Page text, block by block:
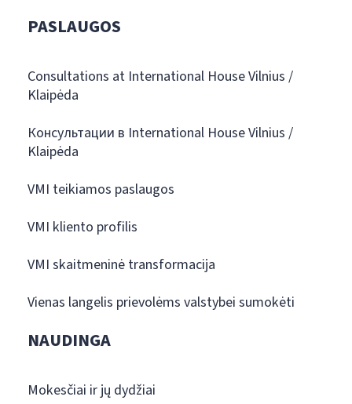
PASLAUGOS
Consultations at International House Vilnius /
Klaipėda
Консультации в International House Vilnius /
Klaipėda
VMI teikiamos paslaugos
VMI kliento profilis
VMI skaitmeninė transformacija
Vienas langelis prievolėms valstybei sumokėti
NAUDINGA
Mokesčiai ir jų dydžiai